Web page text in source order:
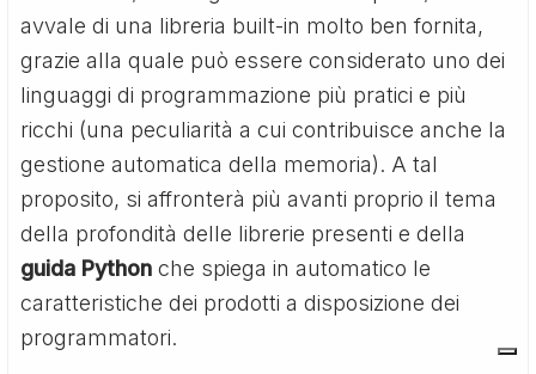
avvale di una libreria built-in molto ben fornita,
grazie alla quale può essere considerato uno dei
linguaggi di programmazione più pratici e più
ricchi (una peculiarità a cui contribuisce anche la
gestione automatica della memoria). A tal
proposito, si affronterà più avanti proprio il tema
della profondità delle librerie presenti e della
guida Python che spiega in automatico le
caratteristiche dei prodotti a disposizione dei
programmatori.